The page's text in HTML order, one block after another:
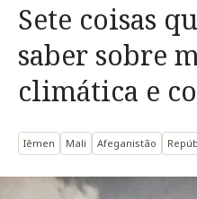
Sete coisas
saber sobre
climática e
Iêmen Mali Afeganistão